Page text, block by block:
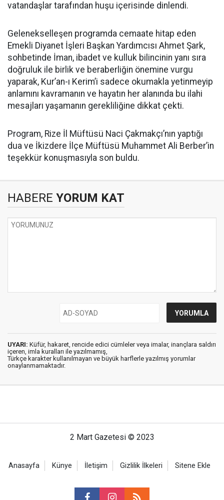
vatandaşlar tarafından huşu içerisinde dinlendi.
Gelenekselleşen programda cemaate hitap eden
Emekli Diyanet İşleri Başkan Yardımcısı Ahmet Şark,
sohbetinde İman, ibadet ve kulluk bilincinin yanı sıra
doğruluk ile birlik ve beraberliğin önemine vurgu
yaparak, Kur’an-ı Kerim’i sadece okumakla yetinmeyip
anlamını kavramanın ve hayatın her alanında bu ilahi
mesajları yaşamanın gerekliliğine dikkat çekti.
Program, Rize İl Müftüsü Naci Çakmakçı’nın yaptığı
dua ve İkizdere İlçe Müftüsü Muhammet Ali Berber’in
teşekkür konuşmasıyla son buldu.
HABERE YORUM KAT
UYARI: Küfür, hakaret, rencide edici cümleler veya imalar, inançlara saldırı
içeren, imla kuralları ile yazılmamış,
Türkçe karakter kullanılmayan ve büyük harflerle yazılmış yorumlar
onaylanmamaktadır.
2 Mart Gazetesi © 2023
Anasayfa Künye İletişim Gizlilik İlkeleri Sitene Ekle